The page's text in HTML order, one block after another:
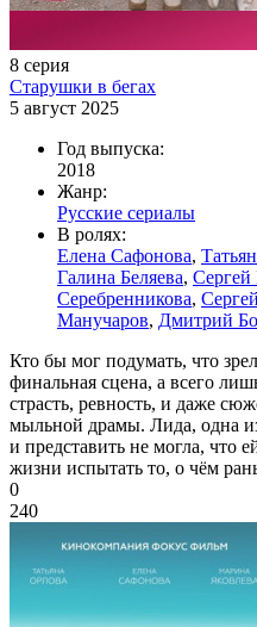
8 серия
Старушки в бегах
5 август 2025
Год выпуска:
2018
Жанр:
Русские сериалы
В ролях:
Елена Сафонова,
Галина Беляева, Сергей
Серебренникова,
Манучаров, Дмитрий
Кто бы мог подумать, что
финальная сцена, а всего
страсть, ревность, и даже
мыльной драмы. Лида, одна
и представить не могла, что
жизни испытать то, о чём
0
240